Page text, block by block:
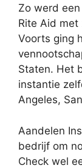
Zo werd
Rite Aid
Voorts ging
Staten. Het
instantie
Angeles,
Aandelen
bedrijf om
Check wel